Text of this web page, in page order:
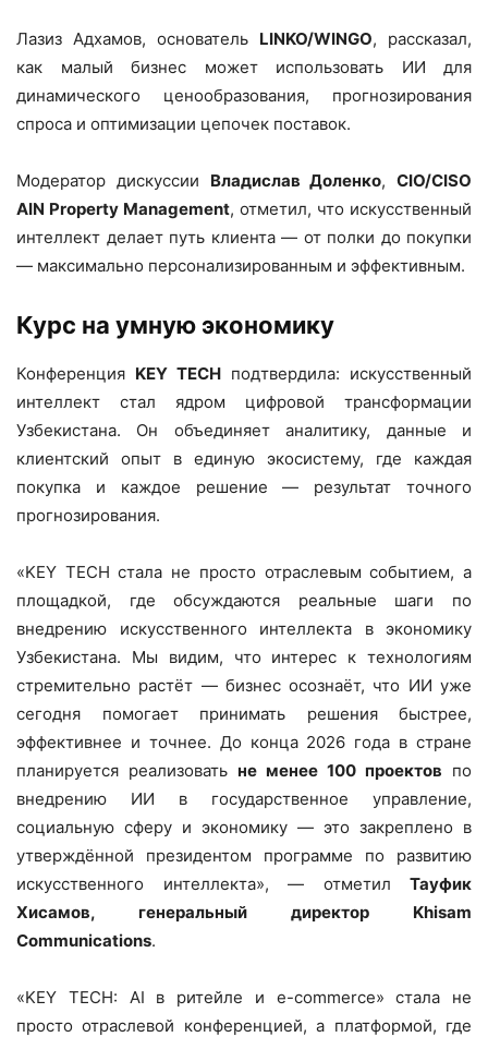
Лазиз Адхамов, основатель LINKO/WINGO, рассказал,
как малый бизнес может использовать ИИ для
динамического ценообразования, прогнозирования
спроса и оптимизации цепочек поставок.
Модератор дискуссии Владислав Доленко, CIO/CISO
AIN Property Management, отметил, что искусственный
интеллект делает путь клиента — от полки до покупки
— максимально персонализированным и эффективным.
Курс на умную экономику
Конференция KEY TECH подтвердила: искусственный
интеллект стал ядром цифровой трансформации
Узбекистана. Он объединяет аналитику, данные и
клиентский опыт в единую экосистему, где каждая
покупка и каждое решение — результат точного
прогнозирования.
«KEY TECH стала не просто отраслевым событием, а
площадкой, где обсуждаются реальные шаги по
внедрению искусственного интеллекта в экономику
Узбекистана. Мы видим, что интерес к технологиям
стремительно растёт — бизнес осознаёт, что ИИ уже
сегодня помогает принимать решения быстрее,
эффективнее и точнее. До конца 2026 года в стране
планируется реализовать не менее 100 проектов по
внедрению ИИ в государственное управление,
социальную сферу и экономику — это закреплено в
утверждённой президентом программе по развитию
искусственного интеллекта», — отметил Тауфик
Хисамов, генеральный директор Khisam
Communications.
«KEY TECH: AI в ритейле и e-commerce» стала не
просто отраслевой конференцией, а платформой, где